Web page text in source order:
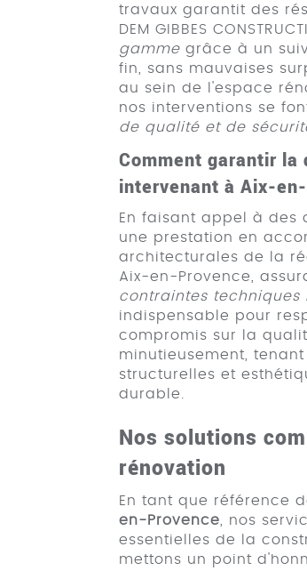
travaux garantit des
DEM GIBBES
gamme grâce à un
fin, sans mauvaises
au sein de l'espace
nos interventions se
de qualité et de
Comment garantir la
intervenant à Aix-
En faisant appel à des
une prestation en
architecturales de la
Aix-en-Provence,
contraintes techniques
indispensable pour
compromis sur la
minutieusement,
structurelles et
durable.
Nos solutions
rénovation
En tant que référence
en-Provence , nos
essentielles de la
mettons un point